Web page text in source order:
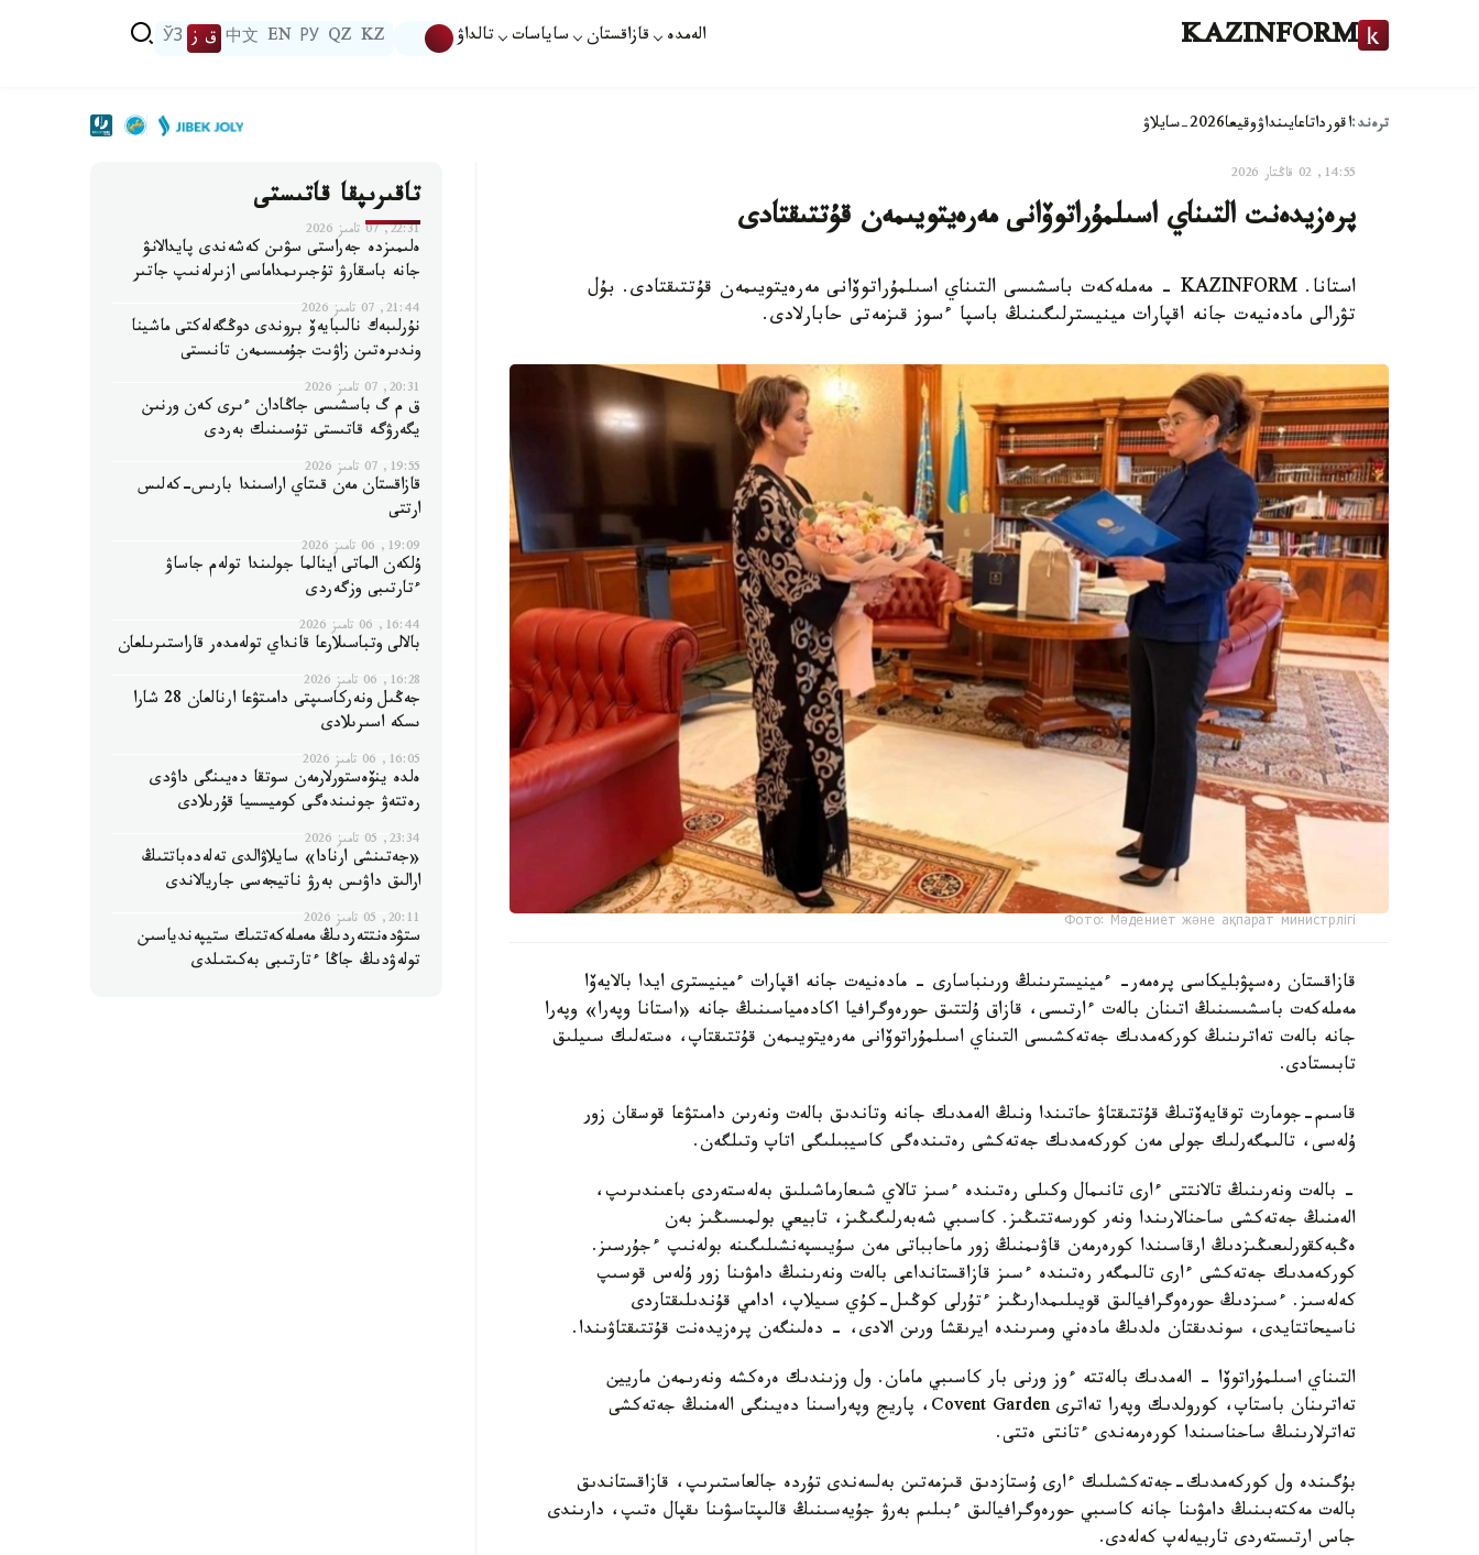
KAZINFORM الەمدە قازاقستان ساياسات تالداۋ KZ
QZ
РУ
EN
中文 ق ز ЎЗ
ترەند:اقورداتاعايىنداۋوقيعا2026-سايلاۋ
14:55, 02 قاڭتار 2026
پرەزيدەنت التىناي اسىلمۇراتوۆانى مەرەيتويىمەن قۇتتىقتادى
استانا. KAZINFORM - مەملەكەت باسشىسى التىناي اسىلمۇراتوۆانى مەرەيتويىمەن قۇتتىقتادى. بۇل
تۋرالى مادەنيەت جانە اقپارات مينيسترلىگىنىڭ باسپا ءسوز قىزمەتى حابارلادى.
Фото: Мәдениет және ақпарат министрлігі
قازاقستان رەسپۋبليكاسى پرەمەر- ءمينيسترىنىڭ ورىنباسارى - مادەنيەت جانە اقپارات ءمينيسترى ايدا بالايەۆا
مەملەكەت باسشىسىنىڭ اتىنان بالەت ءارتىسى، قازاق ۇلتتىق حورەوگرافيا اكادەمياسىنىڭ جانە «استانا وپەرا» وپەرا
جانە بالەت تەاترىنىڭ كوركەمدىك جەتەكشىسى التىناي اسىلمۇراتوۆانى مەرەيتويىمەن قۇتتىقتاپ، ەستەلىك سىيلىق
تابىستادى.
قاسىم-جومارت توقايەۆتىڭ قۇتتىقتاۋ حاتىندا ونىڭ الەمدىك جانە وتاندىق بالەت ونەرىن دامىتۋعا قوسقان زور
ۇلەسى، تالىمگەرلىك جولى مەن كوركەمدىك جەتەكشى رەتىندەگى كاسيبىلىگى اتاپ وتىلگەن.
- بالەت ونەرىنىڭ تالانتتى ءارى تانىمال وكىلى رەتىندە ءسىز تالاي شىعارماشىلىق بەلەستەردى باعىندىرىپ،
الەمنىڭ جەتەكشى ساحنالارىندا ونەر كورسەتتىڭىز. كاسىبي شەبەرلىگىڭىز، تابيعي بولمىسىڭىز بەن
ەڭبەكقورلىعىڭىزدىڭ ارقاسىندا كورەرمەن قاۋىمنىڭ زور ماحابباتى مەن سۇيىسپەنشىلىگىنە بولەنىپ ءجۇرسىز.
كوركەمدىك جەتەكشى ءارى تالىمگەر رەتىندە ءسىز قازاقستانداعى بالەت ونەرىنىڭ دامۋىنا زور ۇلەس قوسىپ
كەلەسىز. ءسىزدىڭ حورەوگرافيالىق قويىلىمدارىڭىز ءتۇرلى كوڭىل-كۇي سىيلاپ، ادامي قۇندىلىقتاردى
ناسيحاتتايدى، سوندىقتان ەلدىڭ مادەني ومىرىندە ايرىقشا ورىن الادى، - دەلىنگەن پرەزيدەنت قۇتتىقتاۋىندا.
التىناي اسىلمۇراتوۆا - الەمدىك بالەتتە ءوز ورنى بار كاسىبي مامان. ول وزىندىك ەرەكشە ونەرىمەن ماريين
تەاترىنان باستاپ، كورولدىك وپەرا تەاترى Covent Garden، پاريج وپەراسىنا دەيىنگى الەمنىڭ جەتەكشى
تەاترلارىنىڭ ساحناسىندا كورەرمەندى ءتانتى ەتتى.
بۇگىندە ول كوركەمدىك-جەتەكشىلىك ءارى ۇستازدىق قىزمەتىن بەلسەندى تۇردە جالعاستىرىپ، قازاقستاندىق
بالەت مەكتەبىنىڭ دامۋىنا جانە كاسىبي حورەوگرافيالىق ءبىلىم بەرۋ جۇيەسىنىڭ قالىپتاسۋىنا ىقپال ەتىپ، دارىندى
جاس ارتىستەردى تاربيەلەپ كەلەدى.
تاقىرىپقا قاتىستى
22:31, 07 تامىز 2026
ەلىمىزدە جەراستى سۋىن كەشەندى پايدالانۋ
جانە باسقارۋ تۇجىرىمداماسى ازىرلەنىپ جاتىر
21:44, 07 تامىز 2026
نۇرلىبەك نالىبايەۆ بروندى دوڭگەلەكتى ماشينا
وندىرەتىن زاۋىت جۇمىسىمەن تانىستى
20:31, 07 تامىز 2026
ق م گ باسشىسى جاڭادان ءىرى كەن ورنىن
يگەرۋگە قاتىستى تۇسىنىك بەردى
19:55, 07 تامىز 2026
قازاقستان مەن قىتاي اراسىندا بارىس-كەلىس
ارتتى
19:09, 06 تامىز 2026
ۇلكەن الماتى اينالما جولىندا تولەم جاساۋ
ءتارتىبى وزگەردى
16:44, 06 تامىز 2026
بالالى وتباسىلارعا قانداي تولەمدەر قاراستىرىلعان
16:28, 06 تامىز 2026
جەڭىل ونەركاسىپتى دامىتۋعا ارنالعان 28 شارا
ىسكە اسىرىلادى
16:05, 06 تامىز 2026
ەلدە ينۆەستورلارمەن سوتقا دەيىنگى داۋدى
رەتتەۋ جونىندەگى كوميسسيا قۇرىلادى
23:34, 05 تامىز 2026
«جەتىنشى ارنادا» سايلاۋالدى تەلەدەباتتىڭ
ارالىق داۋىس بەرۋ ناتيجەسى جاريالاندى
20:11, 05 تامىز 2026
ستۋدەنتتەردىڭ مەملەكەتتىك ستيپەندياسىن
تولەۋدىڭ جاڭا ءتارتىبى بەكىتىلدى